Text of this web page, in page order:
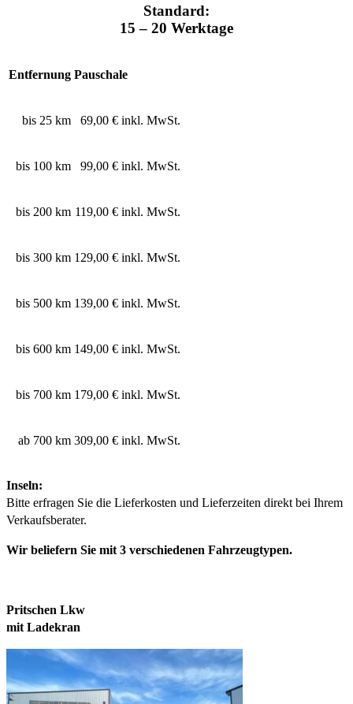
Standard:
15 – 20 Werktage
Entfernung Pauschale
bis 25 km 69,00 € inkl. MwSt.
bis 100 km 99,00 € inkl. MwSt.
bis 200 km 119,00 € inkl. MwSt.
bis 300 km 129,00 € inkl. MwSt.
bis 500 km 139,00 € inkl. MwSt.
bis 600 km 149,00 € inkl. MwSt.
bis 700 km 179,00 € inkl. MwSt.
ab 700 km 309,00 € inkl. MwSt.
Inseln:
Bitte erfragen Sie die Lieferkosten und Lieferzeiten direkt bei Ihrem
Verkaufsberater.
Wir beliefern Sie mit 3 verschiedenen Fahrzeugtypen.
Pritschen Lkw
mit Ladekran